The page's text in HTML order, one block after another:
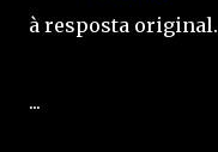
à resposta original.
...